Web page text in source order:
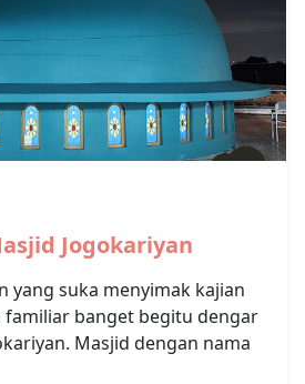
Jogokariyan
yang suka menyimak kajian
familiar banget begitu dengar
Masjid dengan nama